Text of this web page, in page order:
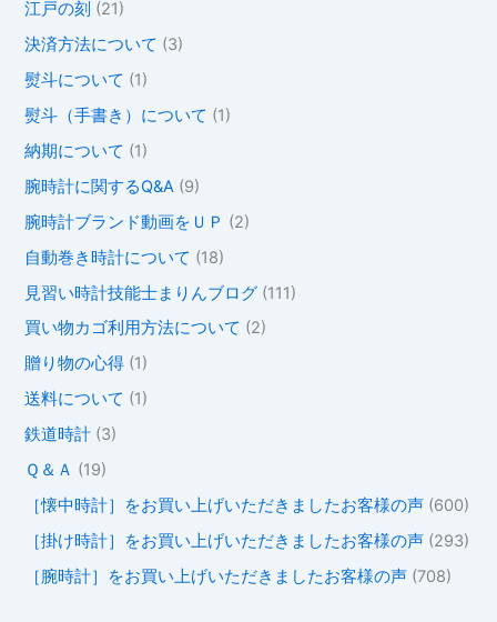
江戸の刻 (21)
決済方法について (3)
熨斗について (1)
熨斗（手書き）について (1)
納期について (1)
腕時計に関するQ&A (9)
腕時計ブランド動画をＵＰ (2)
自動巻き時計について (18)
見習い時計技能士まりんブログ (111)
買い物カゴ利用方法について (2)
贈り物の心得 (1)
送料について (1)
鉄道時計 (3)
Ｑ＆Ａ (19)
［懐中時計］をお買い上げいただきましたお客様の声 (600)
［掛け時計］をお買い上げいただきましたお客様の声 (293)
［腕時計］をお買い上げいただきましたお客様の声 (708)